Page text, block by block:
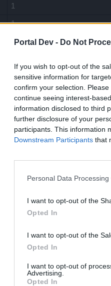
Portal Dev - Do Not
If you wish to opt-out of the
sensitive information for
confirm your selection.
continue seeing interest-
information disclosed to third
further disclosure of your
participants. This information
Downstream Participants that
Personal Data
I want to opt-out of the
Opted In
I want to opt-out of the
Opted In
I want to opt-out of
Advertising.
Opted In
1
1
2
10